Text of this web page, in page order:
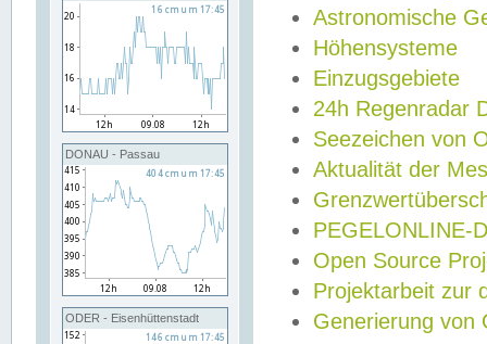
DONAU - Passau
ODER - Eisenhüttenstadt
Astronomische
Höhensysteme
Einzugsgebiete
24h Regenradar
Seezeichen von
Aktualität der
PEGELONLINE-
Open Source
Projektarbeit zur
Generierung von